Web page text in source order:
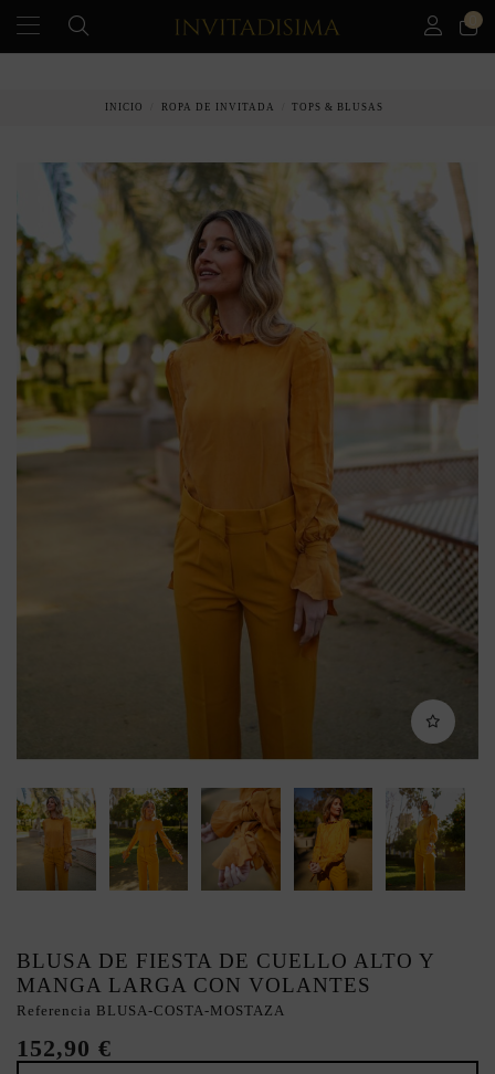
INICIO ROPA DE INVITADA TOPS & BLUSAS
BLUSA DE FIESTA DE CUELLO ALTO Y
MANGA LARGA CON VOLANTES
Referencia BLUSA-COSTA-MOSTAZA
152,90 €